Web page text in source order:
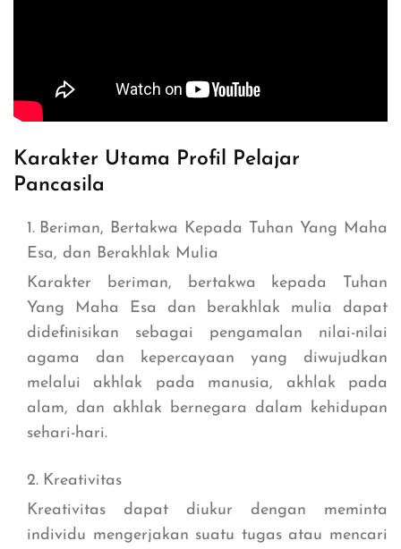
Karakter Utama Profil Pelajar
Pancasila
Beriman, Bertakwa Kepada Tuhan Yang Maha
Esa, dan Berakhlak Mulia
Karakter beriman, bertakwa kepada Tuhan
Yang Maha Esa dan berakhlak mulia dapat
didefinisikan sebagai pengamalan nilai-nilai
agama dan kepercayaan yang diwujudkan
melalui akhlak pada manusia, akhlak pada
alam, dan akhlak bernegara dalam kehidupan
sehari-hari.
Kreativitas
Kreativitas dapat diukur dengan meminta
individu mengerjakan suatu tugas atau mencari